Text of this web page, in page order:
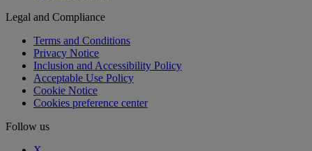
Legal and Compliance
Terms and Conditions
Privacy Notice
Inclusion and Accessibility Policy
Acceptable Use Policy
Cookie Notice
Cookies preference center
Follow us